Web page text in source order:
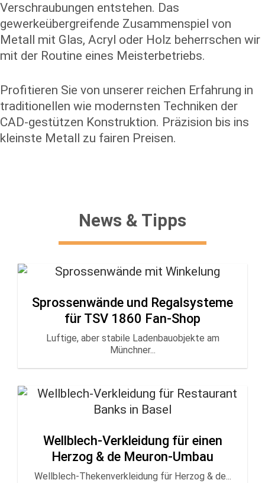
Verschraubungen entstehen. Das
gewerkeübergreifende Zusammenspiel von
Metall mit Glas, Acryl oder Holz beherrschen wir
mit der Routine eines Meisterbetriebs.
Profitieren Sie von unserer reichen Erfahrung in
traditionellen wie modernsten Techniken der
CAD-gestützen Konstruktion. Präzision bis ins
kleinste Metall zu fairen Preisen.
News & Tipps
Sprossenwände und Regalsysteme
für TSV 1860 Fan-Shop
Luftige, aber stabile Ladenbauobjekte am
Münchner...
Wellblech-Verkleidung für einen
Herzog & de Meuron-Umbau
Wellblech-Thekenverkleidung für Herzog & de...